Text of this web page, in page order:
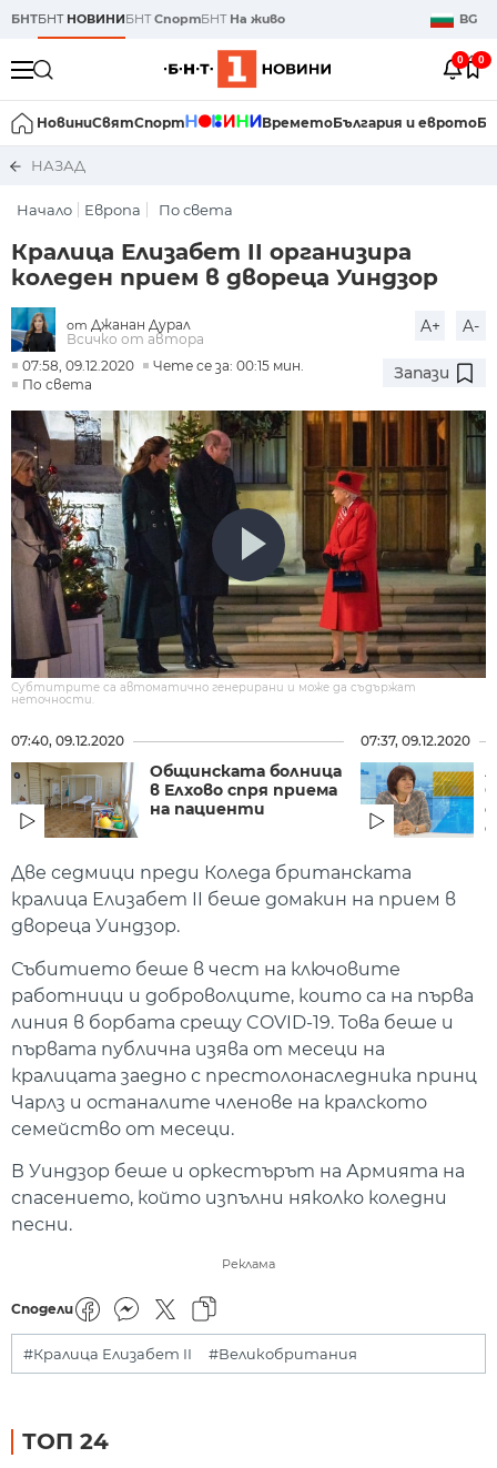
БНТБНТ НОВИНИБНТСпортБНТ На живо BG
0 0
НовиниСвятСпорт ВреметоБългария и еврото
НАЗАД
Начало Европа По света
Кралица Елизабет II организира
коледен прием в двореца Уиндзор
от Джанан Дурал
Всичко от автора
A+ A-
07:58, 09.12.2020
Чете се за: 00:15 мин.
По света
Запази
Субтитрите са автоматично генерирани и може да съдържат
неточности.
07:40, 09.12.2020
Общинската болница
в Елхово спря приема
на пациенти
07:37, 09.12.2020
Две седмици преди Коледа британската
кралица Елизабет II беше домакин на прием в
двореца Уиндзор.
Събитието беше в чест на ключовите
работници и доброволците, които са на първа
линия в борбата срещу COVID-19. Това беше и
първата публична изява от месеци на
кралицата заедно с престолонаследника принц
Чарлз и останалите членове на кралското
семейство от месеци.
В Уиндзор беше и оркестърът на Армията на
спасението, който изпълни няколко коледни
песни.
Реклама
Сподели
#Кралица Елизабет II #Великобритания
ТОП 24